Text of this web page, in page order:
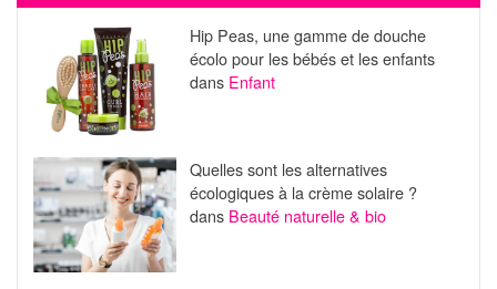
Hip Peas, une gamme de douche
écolo pour les bébés et les enfants
dans Enfant
Quelles sont les alternatives
écologiques à la crème solaire ?
dans Beauté naturelle & bio